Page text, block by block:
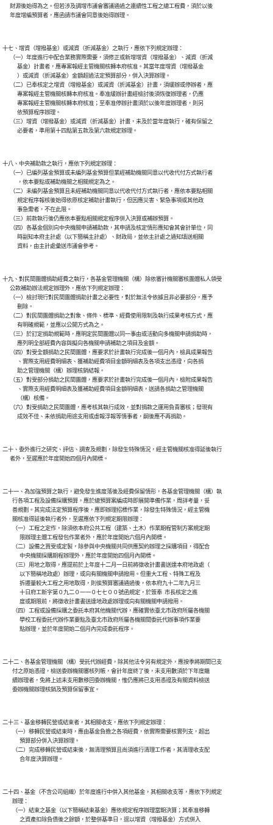
      財源後始得為之。但若涉及調增市議會審議通過之連續性工程之總工程費，須於以後
      年度增編預算者，應函請市議會同意後始得辦理。
十七、增資（增撥基金）或減資（折減基金）之執行，應依下列規定辦理：
      （一）年度進行中配合業務實際需要，須修正或新增增資（增撥基金）、減資（折減
            基金）計畫者，應專案報經主管機關核轉本府核准。其當年度增資（增撥基金
            ）或減資（折減基金）金額超過法定預算部分，併入決算辦理。
      （二）已奉核定之增資（增撥基金）或減資（折減基金）計畫，須緩辦或停辦者，應
            專案報經主管機關核轉本府核准。奉准緩辦計畫經檢討後須恢復辦理者，仍應
            專案報經主管機關核轉本府核准；至奉准停辦計畫須於以後年度辦理者，則另
            依預算程序辦理。
      （三）增資（增撥基金）或減資（折減基金）計畫，未及於當年度執行，確有保留之
            必要者，準用第十四點第五款及第六款規定辦理。
十八、中央補助款之執行，應依下列規定辦理：
      （一）已編列基金預算或未編列基金預算但業經補助機關同意以代收代付方式執行者
            ，依本要點或補助機關之相關規定為之。
      （二）未編列基金預算且未經補助機關同意以代收代付方式執行者，應依本要點相關
            規定程序報核後始得依原核定補助計畫執行，但因應災害、緊急事項或其他政
            事急需者，不在此限。
      （三）前款執行後仍應依本要點相關規定程序併入決算或補辦預算。
      （四）各基金個別向中央機關申請補助款，其申請及核定情形應知會其會計單位，同
            時副知本府主計處（以下簡稱主計處）、財政局，並依主計處之通知填送相關
            資料，由主計處彙送市議會參考。
十九、對民間團體捐助經費之執行，各基金管理機關（構）除依審計機關審核團體私人領受
      公款補助辦法規定辦理外，應依下列規定辦理：
      （一）檢討現行對民間團體捐助計畫之必要性，對於無法令依據且非必要部分，應予
            刪除。
      （二）對民間團體捐助之對象、條件、標準、經費使用限制及執行成果考核方式，應
            有明確規範，並應以公開方式為之。
      （三）於訂定捐助規範時，應明定民間團體以同一事由或活動向多機關申請捐助時，
            應列明全部經費內容與擬向各機關申請補助之項目及金額。
      （四）對受全額捐助之民間團體，應要求於計畫執行完成後一個月內，檢具成果報告
            、實際支用經費明細表、獲補助經費項目金額明細表及各項支出憑證，向各捐
            助之管理機關（構）辦理核銷結報。
      （五）對受部分捐助之民間團體，應要求於計畫執行完成後一個月內，檢附成果報告
            、實際支用經費明細表及獲補助經費項目金額明細表，送請各捐助之管理機關
            （構）核備。
      （六）對受捐助之民間團體，應考核其執行成效，並對捐款之運用負責審核；發現有
            成效不佳、未依捐助用途支用或虛報浮報等情事者，嗣後應不再捐助。
二十、委外進行之研究、評估、調查及規劃，除發生特殊情況，經主管機關核准得延後執行
      者外，至遲應於年度開始四個月內開標。
二十一、為加強預算之執行，避免發生進度落後及經費保留情形，各基金管理機關（構）執
        行各項工程及設備採購預算，應於總預算案編成時即展開準備作業，周詳考量，妥
        善規劃。其完成法定預算程序後，應即辦理招標作業，除發生特殊情況，經主管機
        關核准得延後執行者外，至遲應依下列規定期限辦理：
        （一）工程之定作，除須依本府公共工程（建築、土木）作業期程管制方案規定期
              限辦理主體工程發包作業者外，應於年度開始六個月內開標。
        （二）設備之買受或定製，除參與中央機關共同供應契約辦理之採購項目，得配合
              中央機關採購期程辦理外，應於年度開始四個月內開標。
        （三）用地之取得，應提前於上年度十二月一日前將徵收計畫書送達本府地政處（
              以下簡稱地政處）辦理，或向有關機關申請撥用。但重大工程、特殊工程及
              拆遷量較大工程之用地取得，則俟預算審議通過後，依本府九十二年九月三
              十日府工新字第０九二０一一０七七００號函規定，於簽奉  市長核定之進
              度或期限前，將徵收計畫書送達地政處辦理或向有關機關申請撥用。
        （四）工程或設備採購之委託本府其他機關代辦，應確實依臺北市政府所屬各機關
              學校工程委託代辦作業要點及臺北市政府所屬各機關間委託代辦事項作業要
              點辦理，並於年度開始二個月內完成委託程序。
二十二、各基金管理機關（構）受託代辦經費，除其他法令另有規定外，應按季將期間已支
        付之原始憑證，檢送委辦機關審核列帳，會計年度終了後，未支用數須於下年度繼
        續辦理者，免將上述未支用數移回委辦機關，惟仍應將已支用憑證及有關資料檢送
        委辦機關辦理核銷及預算保留事宜。
二十三、基金移轉民營或結束者，其相關收支，應依下列規定辦理：
        （一）移轉民營或結束時，應由基金負擔之各項經費，依實際需要核實列支，超出
              預算部分併入決算辦理。
        （二）完成移轉民營或結束後，無清理預算且尚須進行清理工作者，其清理收支配
              合年度決算辦理。
二十四、基金（不含公司組織）於年度進行中併入其他基金，其相關收支等，應依下列規定
        辦理：
        （一）結束之基金（以下簡稱結束基金）應依規定程序辦理當期決算；其奉准移轉
              之資產扣除負債後之餘額，於整併基準日，逕以增資（增撥基金）方式併入